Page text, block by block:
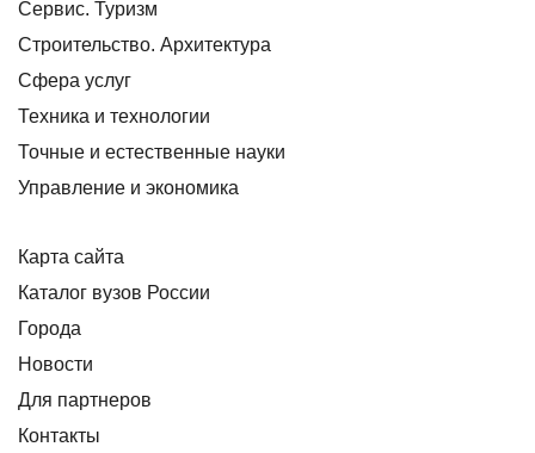
Сервис. Туризм
Строительство. Архитектура
Сфера услуг
Техника и технологии
Точные и естественные науки
Управление и экономика
Карта сайта
Каталог вузов России
Города
Новости
Для партнеров
Контакты